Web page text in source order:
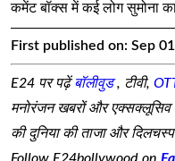
कमेंट बॉक्स में कई लोग सुमोना
First published on: Sep
E24 पर पढ़ेंबॉलीवुड, टीवी,
मनोरंजन खबरों और
की दुनिया की ताजा और